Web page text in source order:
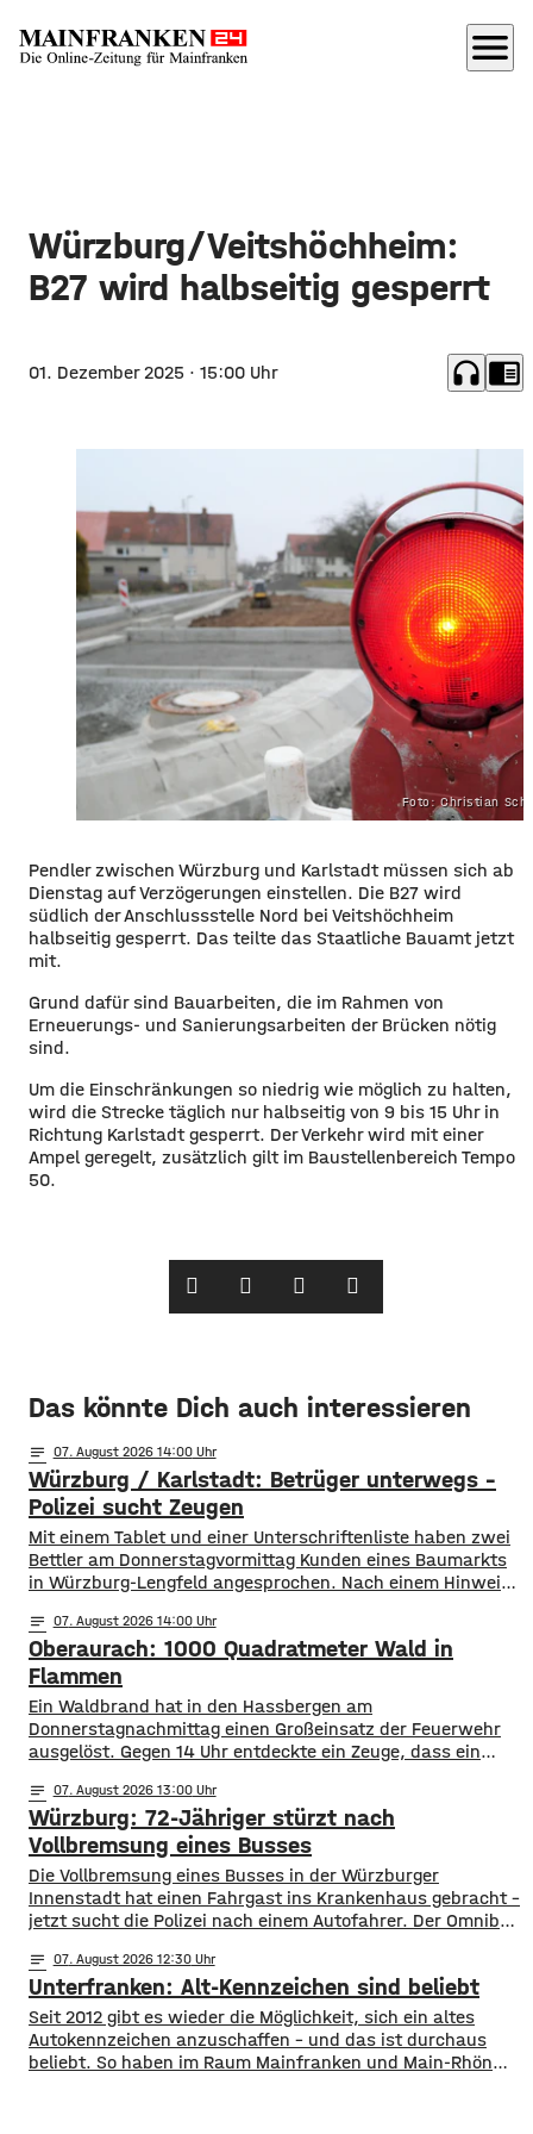
menu
Würzburg/Veitshöchheim:
B27 wird halbseitig gesperrt
01. Dezember 2025 · 15:00 Uhr headphones chrome_reader_mode
Foto: Christian
Pendler zwischen Würzburg und Karlstadt müssen sich ab
Dienstag auf Verzögerungen einstellen. Die B27 wird
südlich der Anschlussstelle Nord bei Veitshöchheim
halbseitig gesperrt. Das teilte das Staatliche Bauamt jetzt
mit.
Grund dafür sind Bauarbeiten, die im Rahmen von
Erneuerungs- und Sanierungsarbeiten der Brücken nötig
sind.
Um die Einschränkungen so niedrig wie möglich zu halten,
wird die Strecke täglich nur halbseitig von 9 bis 15 Uhr in
Richtung Karlstadt gesperrt. Der Verkehr wird mit einer
Ampel geregelt, zusätzlich gilt im Baustellenbereich Tempo
50.
Das könnte Dich auch interessieren
notes 07. August 2026 14:00
Würzburg / Karlstadt: Betrüger unterwegs –
Polizei sucht Zeugen
Mit einem Tablet und einer Unterschriftenliste haben zwei
Bettler am Donnerstagvormittag Kunden eines Baumarkts
in Würzburg-Lengfeld angesprochen. Nach einem Hinweis
rumänisches Paar im Alter von 26 und 27 Jahren.
Strafbare Hinweise auf einen Betrug ergaben sich nicht.
Die Polizei bittet trotzdem mögliche Zeugen oder
angesprochene Personen,
notes 07. August 2026 14:00
Oberaurach: 1000 Quadratmeter Wald in
Flammen
Ein Waldbrand hat in den Hassbergen am
Donnerstagnachmittag einen Großeinsatz der Feuerwehr
ausgelöst. Gegen 14 Uhr entdeckte ein Zeuge, dass ein
Flammen steht – rund 1.000 Quadratmeter Wald brannten.
Die Integrierte Leitstelle Schweinfurt löste Großalarm aus.
12 Feuerwehren mit rund 100 Einsatzkräften brachten den
Brand unter
notes 07. August 2026 13:00
Würzburg: 72-Jähriger stürzt nach
Vollbremsung eines Busses
Die Vollbremsung eines Busses in der Würzburger
Innenstadt hat einen Fahrgast ins Krankenhaus gebracht –
jetzt sucht die Polizei nach einem Autofahrer. Der Omnibus
abrupt bremsen, weil ein silberner Toyota plötzlich die
Fahrspur wechselte und vor den Bus fuhr. Ein 72-jähriger
Fahrgast stürzte dabei und wurde leicht verletzt und kam
notes 07. August 2026 12:30
Unterfranken: Alt-Kennzeichen sind beliebt
Seit 2012 gibt es wieder die Möglichkeit, sich ein altes
Autokennzeichen anzuschaffen – und das ist durchaus
beliebt. So haben im Raum Mainfranken und Main-Rhön